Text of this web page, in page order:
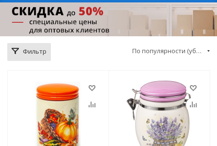
Фильтр По популярности (убывание)